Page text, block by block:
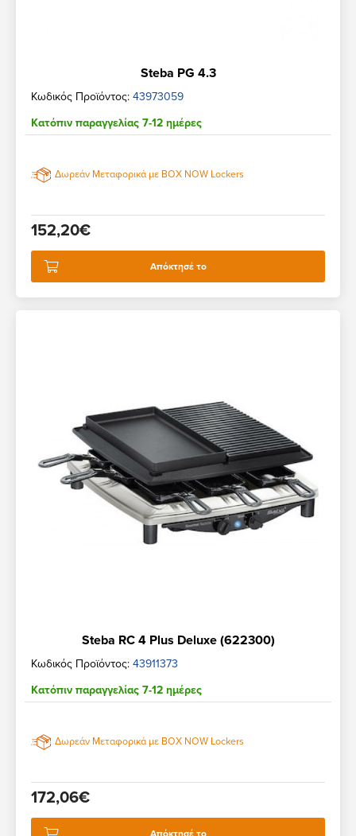
Steba PG 4.3
Κωδικός Προϊόντος: 43973059
Κατόπιν παραγγελίας 7-12 ημέρες
Δωρεάν Μεταφορικά με BOX NOW Lockers
152,20€
Απόκτησέ το
Steba RC 4 Plus Deluxe (622300)
Κωδικός Προϊόντος: 43911373
Κατόπιν παραγγελίας 7-12 ημέρες
Δωρεάν Μεταφορικά με BOX NOW Lockers
172,06€
Απόκτησέ το